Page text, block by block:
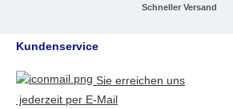
Schneller Versand
Kundenservice
Sie erreichen uns
jederzeit per E-Mail